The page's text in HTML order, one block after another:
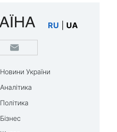
RU UA
Новини України
Аналітика
Політика
Бізнес